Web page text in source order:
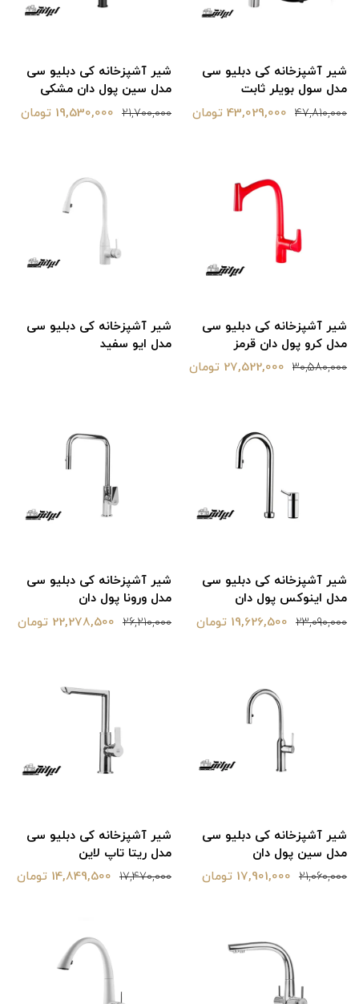
شیر آشپزخانه کی دبلیو سی
مدل سول بویلر ثابت
47,810,000 43,029,000 تومان
شیر آشپزخانه کی دبلیو سی
مدل سین پول دان مشکی
21,700,000 19,530,000 تومان
شیر آشپزخانه کی دبلیو سی
مدل کرو پول دان قرمز
30,580,000 27,522,000 تومان
شیر آشپزخانه کی دبلیو سی
مدل ایو سفید
شیر آشپزخانه کی دبلیو سی
مدل اینوکس پول دان
23,090,000 19,626,500 تومان
شیر آشپزخانه کی دبلیو سی
مدل ورونا پول دان
26,210,000 22,278,500 تومان
شیر آشپزخانه کی دبلیو سی
مدل سین پول دان
21,060,000 17,901,000 تومان
شیر آشپزخانه کی دبلیو سی
مدل ریتا تاپ لاین
17,470,000 14,849,500 تومان